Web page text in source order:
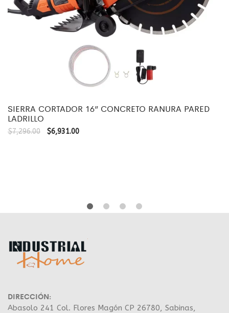
SIERRA CORTADOR 16” CONCRETO RANURA PARED
LADRILLO
$7,296.00 $6,931.00
DIRECCIÓN:
Abasolo 241 Col. Flores Magón CP 26780, Sabinas,